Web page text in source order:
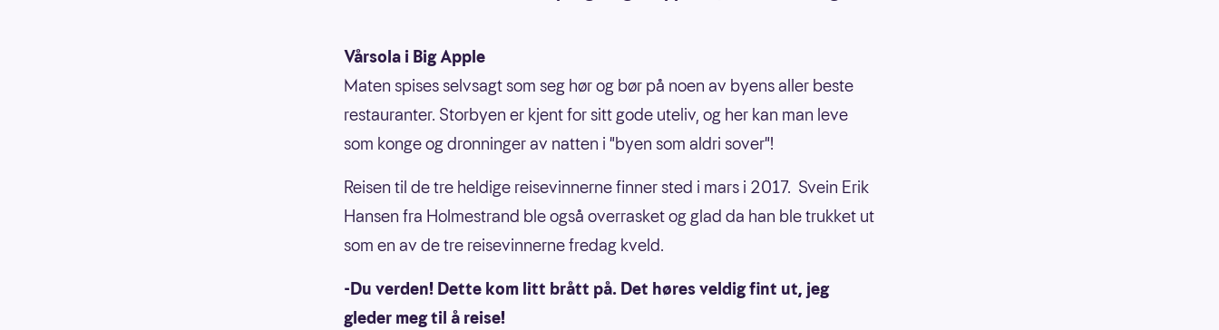
Vårsola i Big Apple
Maten spises selvsagt som seg hør og bør på noen av byens aller beste
restauranter. Storbyen er kjent for sitt gode uteliv, og her kan man leve
som konge og dronninger av natten i "byen som aldri sover"!
Reisen til de tre heldige reisevinnerne finner sted i mars i 2017. Svein Erik
Hansen fra Holmestrand ble også overrasket og glad da han ble trukket ut
som en av de tre reisevinnerne fredag kveld.
-Du verden! Dette kom litt brått på. Det høres veldig fint ut, jeg
gleder meg til å reise!